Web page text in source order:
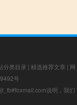
分类目录 | 精选推荐文章 | 网
号
说明，我们